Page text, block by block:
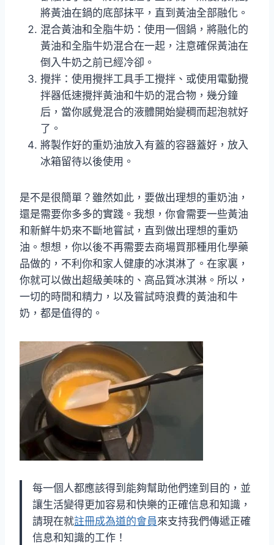
將黃油在鍋的底部抹平，直到黃油全部融化。
混合黃油和全脂牛奶：使用一個鍋，將融化的
黃油和全脂牛奶混合在一起，注意確保黃油在
倒入牛奶之前已經冷卻。
攪拌：使用攪拌工具手工攪拌、或使用電動攪
拌器低速攪拌黃油和牛奶的混合物，幾分鐘
后，當你感覺混合的液體開始變稠而起泡就好
了。
將製作好的重奶油放入有蓋的容器蓋好，放入
冰箱留待以後使用。
是不是很簡單？雖然如此，要做出理想的重奶油，
還是需要你多多的實踐。我想，你會需要一些黃油
和新鮮牛奶來不斷地嘗試，直到做出理想的重奶
油。想想，你以後不再需要去商場買那種用化學藥
品做的，不利你和家人健康的冰淇淋了。在家裏，
你就可以做出超級美味的、高品質冰淇淋。所以，
一切的時間和精力，以及嘗試時浪費的黃油和牛
奶，都是值得的。
每一個人都應該得到能夠幫助他們達到目的，並
讓生活變得更加容易和快樂的正確信息和知識，
請現在就註冊成為道的會員來支持我們傳遞正確
信息和知識的工作！